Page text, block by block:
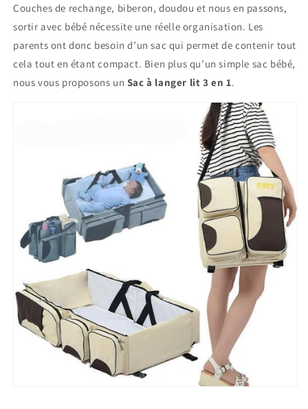
Couches de rechange, biberon, doudou et nous en passons,
sortir avec bébé nécessite une réelle organisation. Les
parents ont donc besoin d’un sac qui permet de contenir tout
cela tout en étant compact. Bien plus qu’un simple sac bébé,
nous vous proposons un Sac à langer lit 3 en 1.